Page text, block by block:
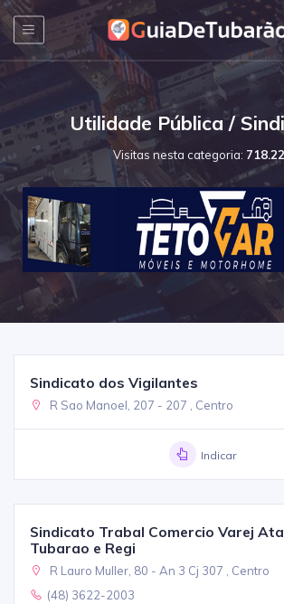
Utilidade Pública /
Visitas nesta categoria:
Sindicato dos Vigilantes
R Sao Manoel, 207 - 207 , Centro
Indicar
Sindicato Trabal Comercio Varej
Tubarao e Regi
R Lauro Muller, 80 - An 3 Cj 307 , Centro
(48) 3622-2003